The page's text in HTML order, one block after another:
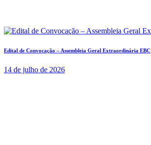
Edital de Convocação – Assembleia Geral Extraordinária EBC
14 de julho de 2026